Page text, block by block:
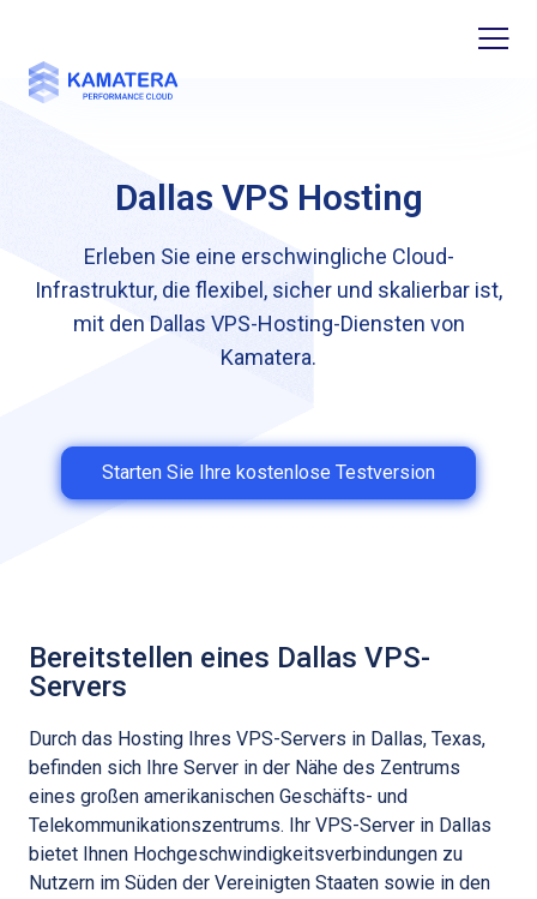
Dallas VPS Hosting
Erleben Sie eine erschwingliche Cloud-
Infrastruktur, die flexibel, sicher und skalierbar ist,
mit den Dallas VPS-Hosting-Diensten von
Kamatera.
Starten Sie Ihre kostenlose Testversion
Bereitstellen eines Dallas VPS-
Servers
Durch das Hosting Ihres VPS-Servers in Dallas, Texas,
befinden sich Ihre Server in der Nähe des Zentrums
eines großen amerikanischen Geschäfts- und
Telekommunikationszentrums. Ihr VPS-Server in Dallas
bietet Ihnen Hochgeschwindigkeitsverbindungen zu
Nutzern im Süden der Vereinigten Staaten sowie in den